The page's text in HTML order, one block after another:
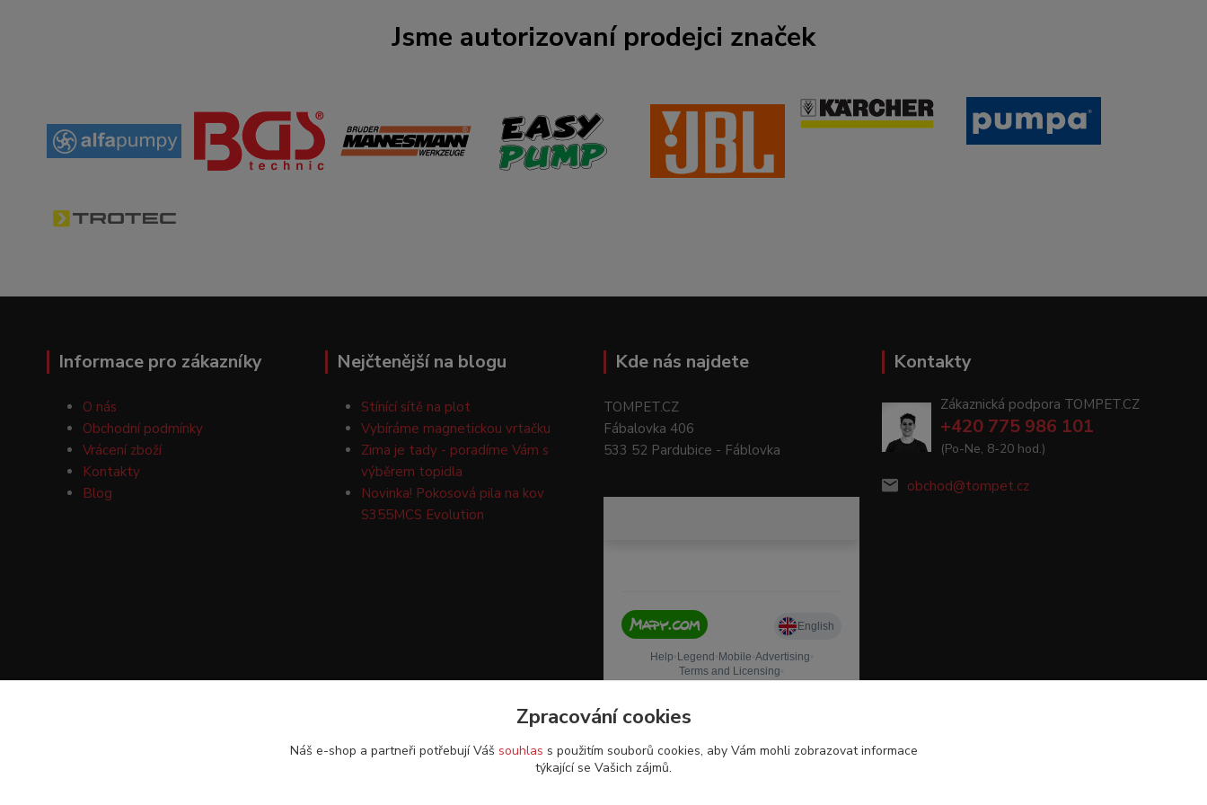
Jsme autorizovaní prodejci značek
Informace pro zákazníky
O nás
Obchodní podmínky
Vrácení zboží
Kontakty
Blog
Nejčtenější na blogu
Stínící sítě na plot
Vybíráme magnetickou vrtačku
Zima je tady - poradíme Vám s
výběrem topidla
Novinka! Pokosová pila na kov
S355MCS Evolution
Kde nás najdete
TOMPET.CZ
Fábalovka 406
533 52 Pardubice - Fáblovka
Kontakty
Zákaznická podpora TOMPET.CZ
+420 775 986 101
(Po-Ne, 8-20 hod.)
obchod@tompet.cz
Zpracování cookies
Náš e-shop a partneři potřebují Váš souhlas s použitím souborů cookies, aby Vám mohli zobrazovat informace
týkající se Vašich zájmů.